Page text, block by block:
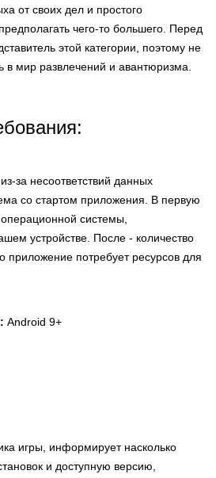
от своих дел и простого
чего-то большего. Перед
этой категории, поэтому не
в мир развлечений и авантюризма.
за несоответствий данных
со стартом приложения. В первую
системы,
устройстве. После - количество
приложение потребует ресурсов для
Android 9+
игры, информирует насколько
и доступную версию,